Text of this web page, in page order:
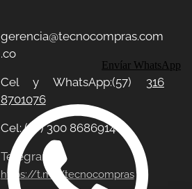
gerencia@tecnocompras.com
.co
Cel y WhatsApp:(57) 316
8701076
Cel: (57) 300 8686914
Telegram:
https://t.me/tecnocompras
Envíar WhatsApp